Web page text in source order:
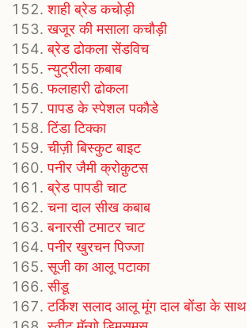
शाही ब्रेड कचोड़ी
खजूर की मसाला कचौड़ी
ब्रेड ढोकला सेंडविच
न्युट्रीला कबाब
फलाहारी ढोकला
पापड के स्पेशल पकौडे
टिंडा टिक्का
चीज़ी बिस्कुट बाइट
पनीर जैमी क्रोक़ुटस
ब्रेड पापडी चाट
चना दाल सीख कबाब
बनारसी टमाटर चाट
पनीर खुरचन पिज्जा
सूजी का आलू पटाका
सीडू
टर्किश सलाद आलू मूंग दाल बोंडा के साथ